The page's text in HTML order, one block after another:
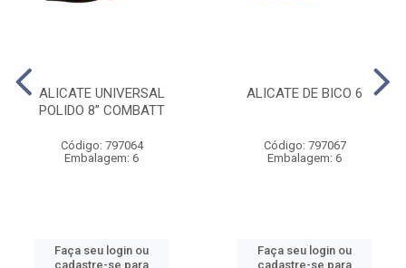
ALICATE UNIVERSAL
POLIDO 8” COMBATT
Código: 797064
Embalagem: 6
Faça seu login ou
cadastre-se para
ALICATE DE BICO 6
Código: 797067
Embalagem: 6
Faça seu login ou
cadastre-se para